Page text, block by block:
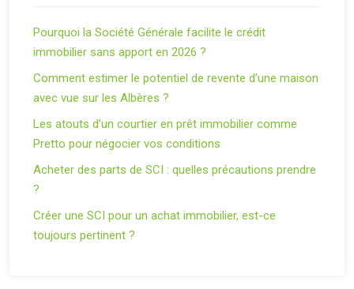
Pourquoi la Société Générale facilite le crédit
immobilier sans apport en 2026 ?
Comment estimer le potentiel de revente d’une maison
avec vue sur les Albères ?
Les atouts d’un courtier en prêt immobilier comme
Pretto pour négocier vos conditions
Acheter des parts de SCI : quelles précautions prendre
?
Créer une SCI pour un achat immobilier, est-ce
toujours pertinent ?